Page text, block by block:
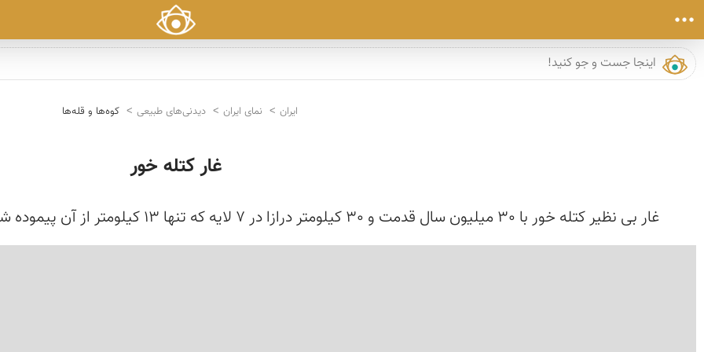
ایران نمای ایران دیدنی‌های طبیعی کوه‌ها و قله‌ها
غار کتله خور
غار بی نظیر کتله خور با 30 میلیون سال قدمت و 30 کیلومتر درازا در 7 لایه که تنها 13 کیلومتر از آن پیموده شده و یک دهم از این مسیر در لایه اول برای مشاه...